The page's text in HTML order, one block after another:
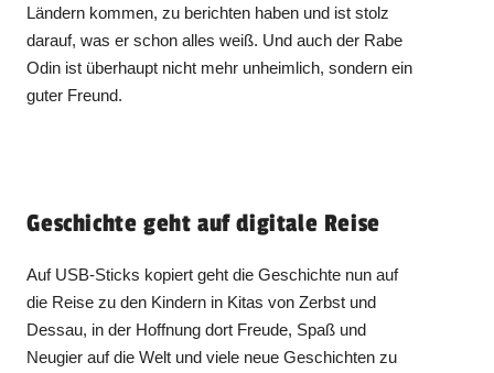
Ländern kommen, zu berichten haben und ist stolz
darauf, was er schon alles weiß. Und auch der Rabe
Odin ist überhaupt nicht mehr unheimlich, sondern ein
guter Freund.
Geschichte geht auf digitale Reise
Auf USB-Sticks kopiert geht die Geschichte nun auf
die Reise zu den Kindern in Kitas von Zerbst und
Dessau, in der Hoffnung dort Freude, Spaß und
Neugier auf die Welt und viele neue Geschichten zu